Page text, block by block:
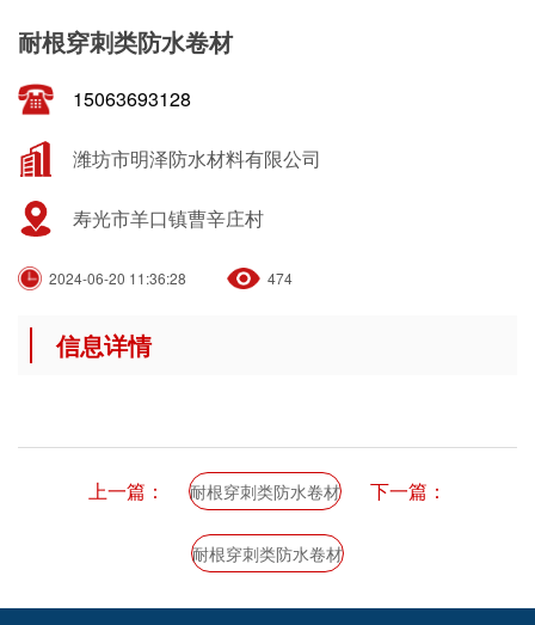
耐根穿刺类防水卷材
15063693128
潍坊市明泽防水材料有限公司
寿光市羊口镇曹辛庄村
2024-06-20 11:36:28 474
信息详情
上一篇： 耐根穿刺类防水卷材 下一篇：
耐根穿刺类防水卷材